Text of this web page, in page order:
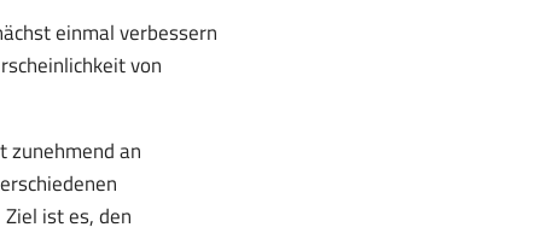
einmal verbessern
von
an
ist es, den